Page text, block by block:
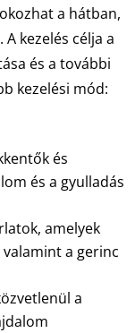
a hátban,
kezelés célja a
és a további
kezelési mód:
és
és a gyulladás
amelyek
valamint a gerinc
a